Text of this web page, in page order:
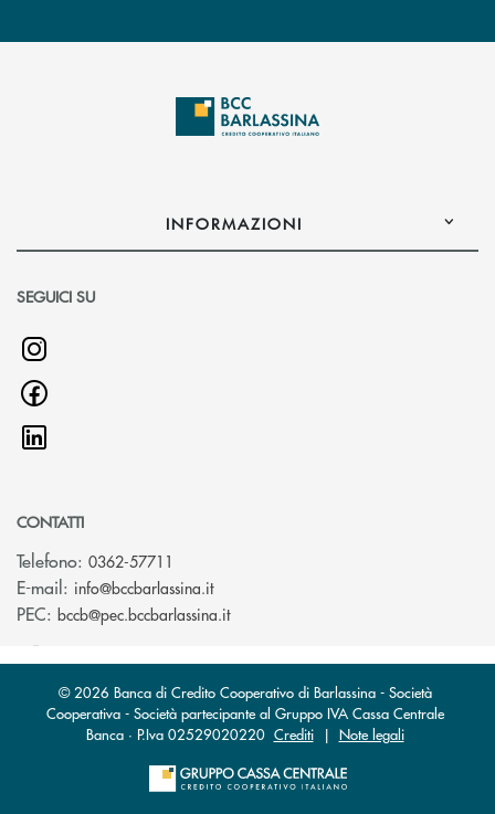
INFORMAZIONI
SEGUICI SU
CONTATTI
Telefono: 0362-57711
E-mail: info@bccbarlassina.it(si apre l’app di posta elettronica)
PEC: bccb@pec.bccbarlassina.it(si apre l’app di posta elettronica)
© 2026 Banca di Credito Cooperativo di Barlassina - Società
Cooperativa - Società partecipante al Gruppo IVA Cassa Centrale
Banca · P.Iva 02529020220 Crediti| Note legali